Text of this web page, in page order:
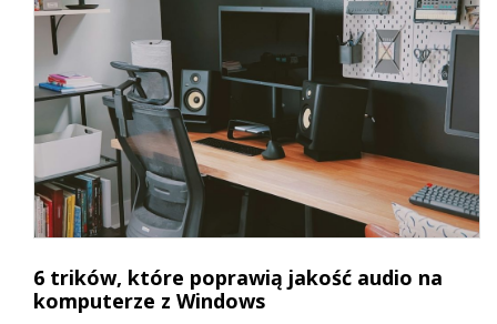
6 trików, które poprawią jakość audio na
komputerze z Windows